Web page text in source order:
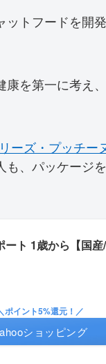
トフードを開
を第一に考え
ーズ・プッチー
、パッケージ
ト 1歳から【国
ポイント5%還元！／
ショッピング